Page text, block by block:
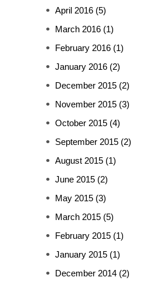
April 2016 (5)
March 2016 (1)
February 2016 (1)
January 2016 (2)
December 2015 (2)
November 2015 (3)
October 2015 (4)
September 2015 (2)
August 2015 (1)
June 2015 (2)
May 2015 (3)
March 2015 (5)
February 2015 (1)
January 2015 (1)
December 2014 (2)